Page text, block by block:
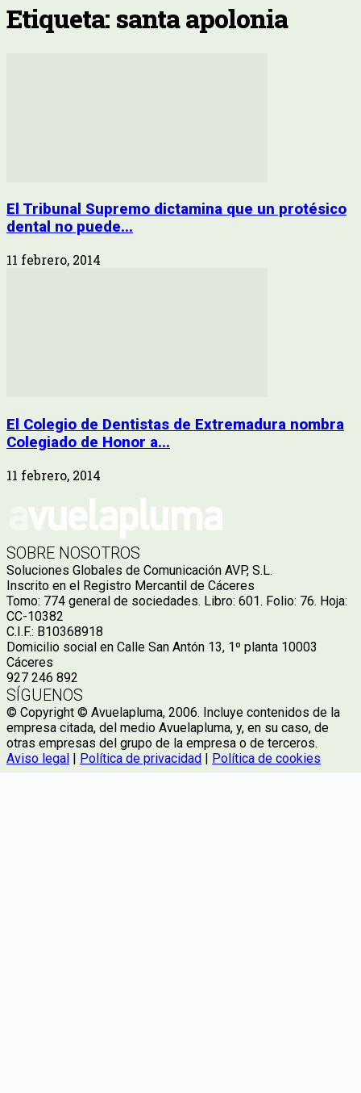
Etiqueta: santa apolonia
El Tribunal Supremo dictamina que un protésico
dental no puede...
11 febrero, 2014
El Colegio de Dentistas de Extremadura nombra
Colegiado de Honor a...
11 febrero, 2014
SOBRE NOSOTROS
Soluciones Globales de Comunicación AVP, S.L.
Inscrito en el Registro Mercantil de Cáceres
Tomo: 774 general de sociedades. Libro: 601. Folio: 76. Hoja:
CC-10382
C.I.F.: B10368918
Domicilio social en Calle San Antón 13, 1º planta 10003
Cáceres
927 246 892
SÍGUENOS
© Copyright © Avuelapluma, 2006. Incluye contenidos de la
empresa citada, del medio Avuelapluma, y, en su caso, de
otras empresas del grupo de la empresa o de terceros.
Aviso legal | Política de privacidad | Política de cookies